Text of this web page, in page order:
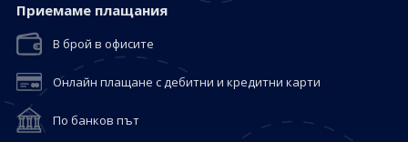
Приемaме плащания
В брой в офисите
Онлайн плащане с дебитни и кредитни карти
По банков път